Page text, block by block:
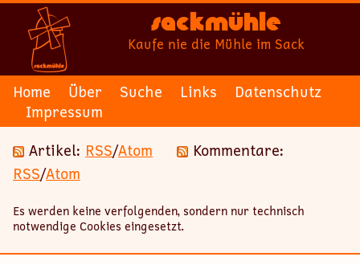
Sackmühle
Kaufe nie die Mühle im Sack
Home Über Suche Links
Datenschutz
Impressum
Artikel: RSS/Atom
Kommentare:
RSS/Atom
Es werden keine verfolgenden, sondern nur technisch
notwendige Cookies eingesetzt.